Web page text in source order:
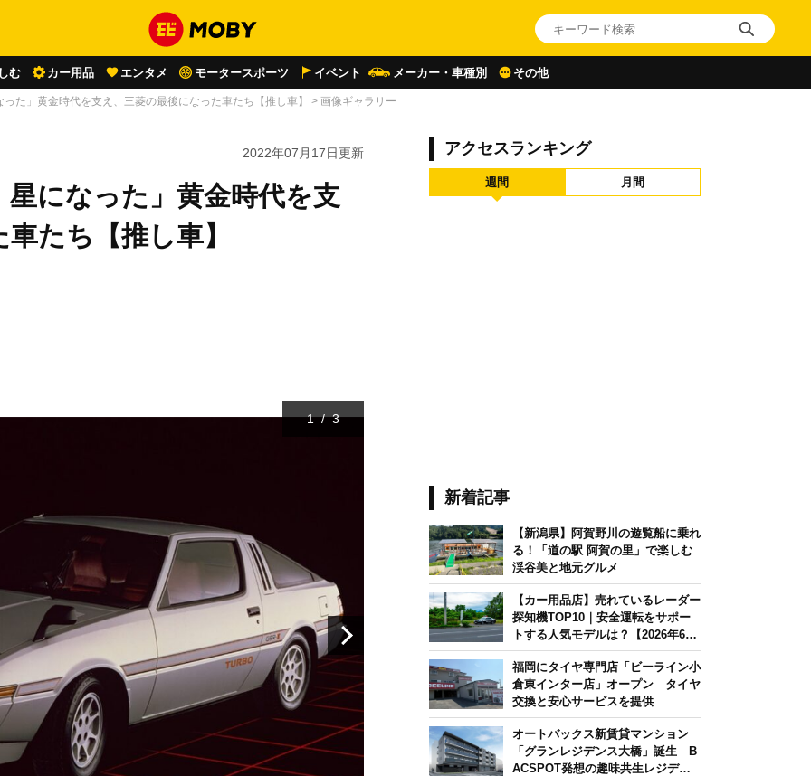
む カー用品 エンタメ モータースポーツ イベント メーカー・車種別 その他
た」黄金時代を支え、三菱の最後になった車たち【推し車】 > 画像ギャラリー
2022年07月17日更新
になった」黄金時代を支
たち【推し車】
1/3
アクセスランキング
週間 月間
新着記事
【新潟県】阿賀野川の遊覧船に乗れ
る！「道の駅 阿賀の里」で楽しむ
渓谷美と地元グルメ
【カー用品店】売れているレーダー
探知機TOP10｜安全運転をサポー
トする人気モデルは？【2026年6月
版】
福岡にタイヤ専門店「ビーライン小
倉東インター店」オープン タイヤ
交換と安心サービスを提供
オートバックス新賃貸マンション
「グランレジデンス大橋」誕生 B
ACSPOT発想の趣味共生レジデン